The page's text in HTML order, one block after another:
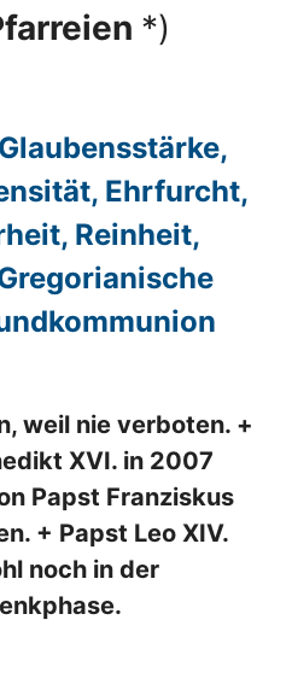
*)
Ehrfurcht,
Reinheit,
weil nie verboten. +
XVI. in 2007
Papst Franziskus
+ Papst Leo XIV.
noch in der